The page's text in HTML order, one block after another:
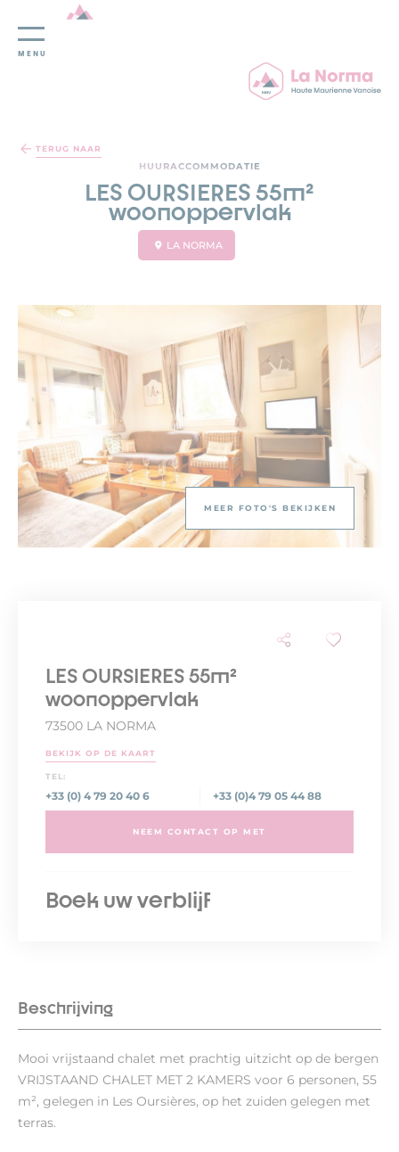
MENU
TERUG NAAR
HUURACCOMMODATIE
LES OURSIERES 55m²
woonoppervlak
LA NORMA
MEER FOTO'S BEKIJKEN
Beschrijving
Mooi vrijstaand chalet met prachtig uitzicht op de bergen
VRIJSTAAND CHALET MET 2 KAMERS voor 6 personen, 55
m², gelegen in Les Oursières, op het zuiden gelegen met
terras.
LES OURSIERES 55m²
woonoppervlak
73500 LA NORMA
BEKIJK OP DE KAART
TEL:
+33 (0) 4 79 20 40 6 +33 (0)4 79 05 44 88
NEEM CONTACT OP MET
Boek uw verblijf